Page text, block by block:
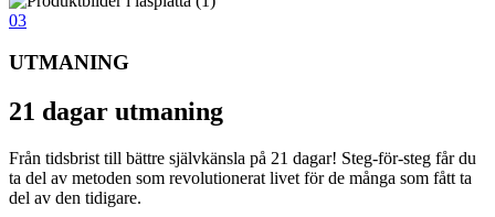
03
UTMANING
21 dagar utmaning
Från tidsbrist till bättre självkänsla på 21 dagar! Steg-för-steg får du
ta del av metoden som revolutionerat livet för de många som fått ta
del av den tidigare.